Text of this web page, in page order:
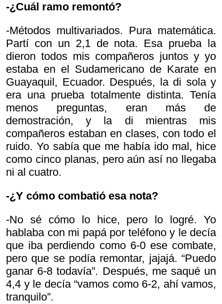
-¿Cuál ramo remontó?
-Métodos multivariados. Pura matemática.
Partí con un 2,1 de nota. Esa prueba la
dieron todos mis compañeros juntos y yo
estaba en el Sudamericano de Karate en
Guayaquil, Ecuador. Después, la di sola y
era una prueba totalmente distinta. Tenía
menos preguntas, eran más de
demostración, y la di mientras mis
compañeros estaban en clases, con todo el
ruido. Yo sabía que me había ido mal, hice
como cinco planas, pero aún así no llegaba
ni al cuatro.
-¿Y cómo combatió esa nota?
-No sé cómo lo hice, pero lo logré. Yo
hablaba con mi papá por teléfono y le decía
que iba perdiendo como 6-0 ese combate,
pero que se podía remontar, jajajá. “Puedo
ganar 6-8 todavía”. Después, me saqué un
4,4 y le decía “vamos como 6-2, ahí vamos,
tranquilo”.